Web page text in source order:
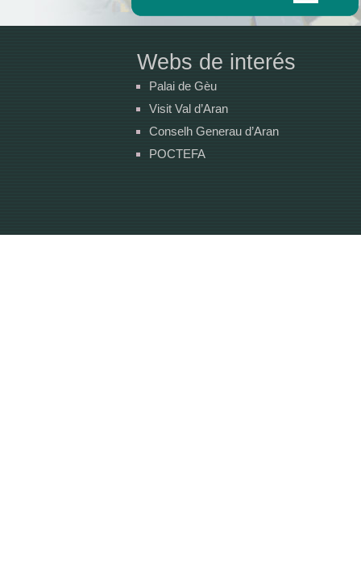
Webs de interés
Palai de Gèu
Visit Val d’Aran
Conselh Generau d’Aran
POCTEFA